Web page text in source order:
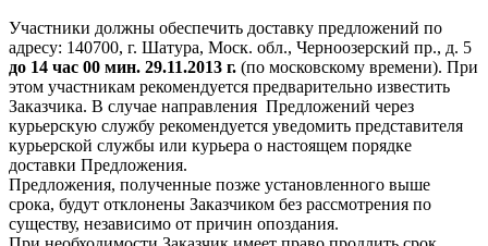
Участники должны обеспечить доставку предложений по
адресу: 140700, г. Шатура, Моск. обл., Черноозерский пр., д. 5
до 14 час 00 мин. 29.11.2013 г. (по московскому времени). При
этом участникам рекомендуется предварительно известить
Заказчика. В случае направления Предложений через
курьерскую службу рекомендуется уведомить представителя
курьерской службы или курьера о настоящем порядке
доставки Предложения.
Предложения, полученные позже установленного выше
срока, будут отклонены Заказчиком без рассмотрения по
существу, независимо от причин опоздания.